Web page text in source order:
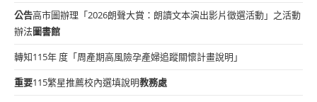
公告高市圖辦理「2026朗聲大賞：朗讀文本演出影片徵選活動」之活動
辦法圖書館
轉知115年 度「周產期高風險孕產婦追蹤關懷計畫說明」
重要115繁星推薦校內選填說明教務處